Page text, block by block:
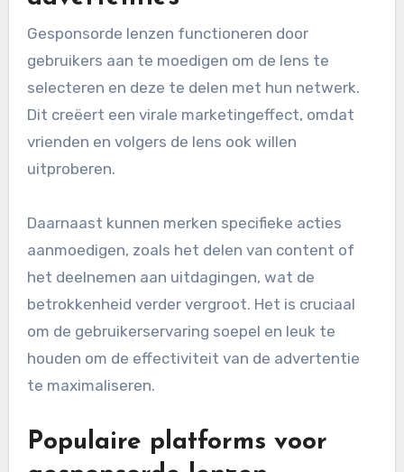
Gesponsorde lenzen functioneren door
gebruikers aan te moedigen om de lens te
selecteren en deze te delen met hun netwerk.
Dit creëert een virale marketingeffect, omdat
vrienden en volgers de lens ook willen
uitproberen.
Daarnaast kunnen merken specifieke acties
aanmoedigen, zoals het delen van content of
het deelnemen aan uitdagingen, wat de
betrokkenheid verder vergroot. Het is cruciaal
om de gebruikerservaring soepel en leuk te
houden om de effectiviteit van de advertentie
te maximaliseren.
Populaire platforms voor